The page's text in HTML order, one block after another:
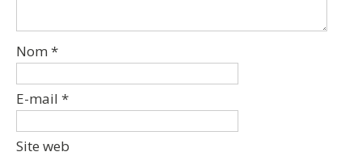
Nom *
E-mail *
Site web